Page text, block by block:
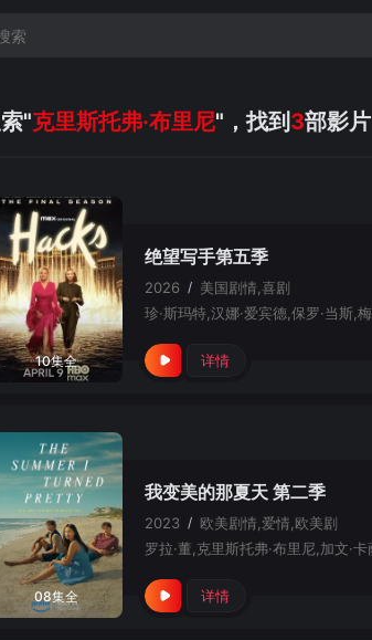
"克里斯托弗·布里尼"，找到 3部影片
10集全
绝望写手第五季
2026 / 美国剧情,喜剧
详情
08集全
我变美的那夏天 第二季
2023 / 欧美剧情,爱情,欧美剧
详情